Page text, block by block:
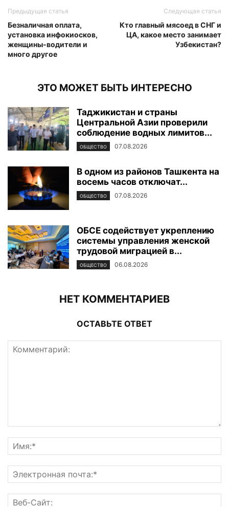
Предыдущая статья
Безналичная оплата,
установка инфокиосков,
женщины-водители и
много другое
Следующая статья
Кто главный мясоед в СНГ и
ЦА, какое место занимает
Узбекистан?
ЭТО МОЖЕТ БЫТЬ ИНТЕРЕСНО
Таджикистан и страны
Центральной Азии проверили
соблюдение водных лимитов...
ОБЩЕСТВО 07.08.2026
В одном из районов Ташкента на
восемь часов отключат...
ОБЩЕСТВО 07.08.2026
ОБСЕ содействует укреплению
системы управления женской
трудовой миграцией в...
ОБЩЕСТВО 06.08.2026
НЕТ КОММЕНТАРИЕВ
ОСТАВЬТЕ ОТВЕТ